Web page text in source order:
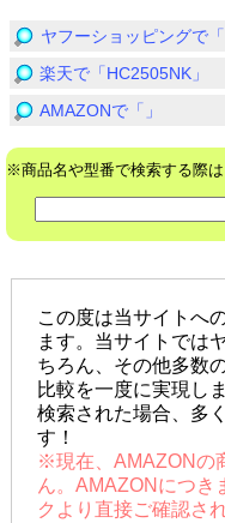
ヤフーショッピングで「
楽天で「HC2505NK」
AMAZONで「」
※商品名や型番で検索する際は
この度は当サイトへ
ます。当サイトでは
ちろん、その他多数
比較を一度に実現し
検索された場合、多
す！
※現在、AMAZONの
ん。AMAZONにつき
クより直接ご確認さ